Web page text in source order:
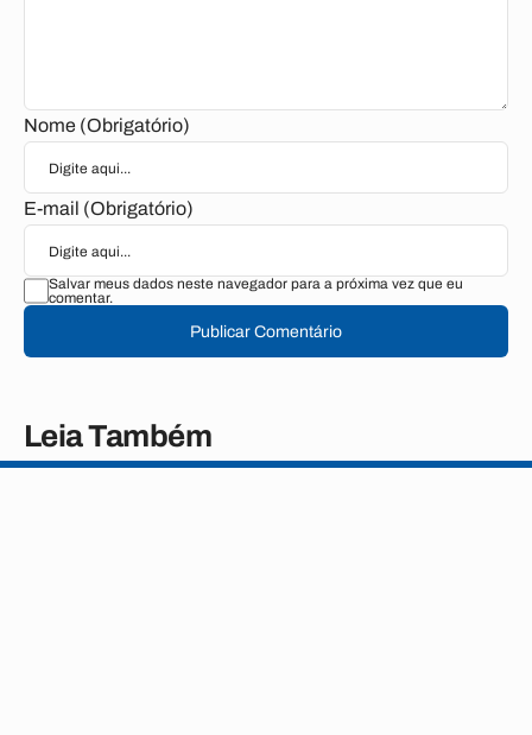
Nome (Obrigatório)
E-mail (Obrigatório)
Salvar meus dados neste navegador para a próxima vez que eu
comentar.
Publicar Comentário
Leia Também